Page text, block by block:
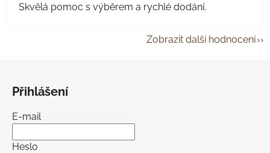
Skvělá pomoc s výběrem a rychlé dodání.
Zobrazit další hodnocení
Přihlášení
E-mail
Heslo